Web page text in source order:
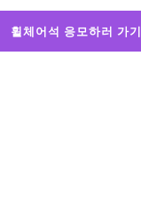
휠체어석 응모하러 가기